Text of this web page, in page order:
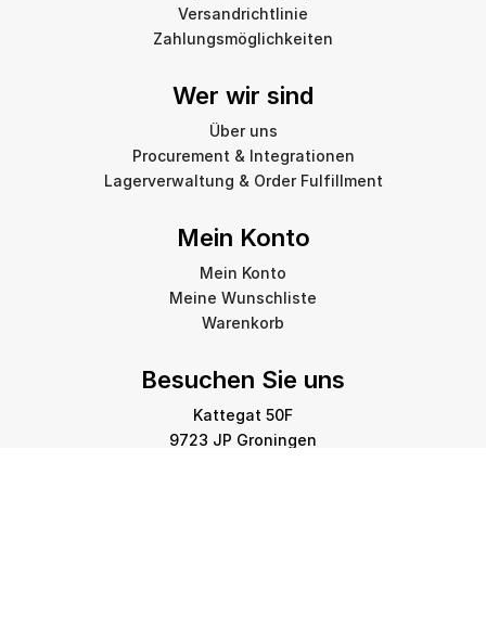
Versandrichtlinie
Zahlungsmöglichkeiten
Wer wir sind
Über uns
Procurement & Integrationen
Lagerverwaltung & Order Fulfillment
Mein Konto
Mein Konto
Meine Wunschliste
Warenkorb
Besuchen Sie uns
Kattegat 50F
9723 JP Groningen